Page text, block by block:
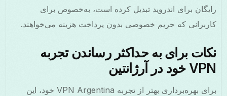
رایگان برای اندروید تبدیل کرده است، به‌خصوص برای
کاربرانی که حریم خصوصی بدون پرداخت هزینه می‌خواهند.
نکات برای به حداکثر رساندن تجربه
VPN خود در آرژانتین
برای بهره‌برداری بهتر از تجربه VPN Argentina خود، این